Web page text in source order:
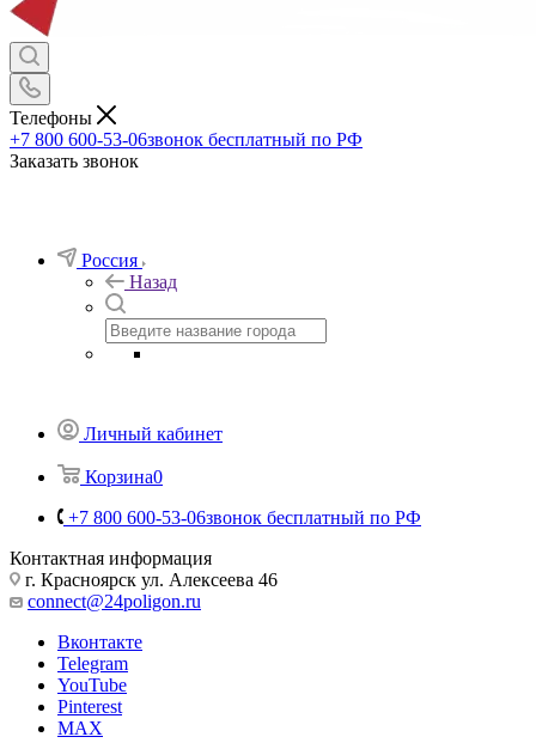
Телефоны
+7 800 600-53-06звонок бесплатный по РФ
Заказать звонок
Россия
Назад
Личный кабинет
Корзина0
+7 800 600-53-06звонок бесплатный по РФ
Контактная информация
г. Красноярск ул. Алексеева 46
connect@24poligon.ru
Вконтакте
Telegram
YouTube
Pinterest
MAX